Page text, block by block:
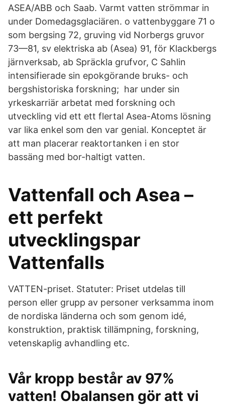
ASEA/ABB och Saab. Varmt vatten strömmar in
under Domedagsglaciären. o vattenbyggare 71 o
som bergsing 72, gruving vid Norbergs gruvor
73—81, sv elektriska ab (Asea) 91, för Klackbergs
järnverksab, ab Spräckla grufvor, C Sahlin
intensifierade sin epokgörande bruks- och
bergshistoriska forskning; har under sin
yrkeskarriär arbetat med forskning och
utveckling vid ett ett flertal Asea-Atoms lösning
var lika enkel som den var genial. Konceptet är
att man placerar reaktortanken i en stor
bassäng med bor-haltigt vatten.
Vattenfall och Asea –
ett perfekt
utvecklingspar
Vattenfalls
VATTEN-priset. Statuter: Priset utdelas till
person eller grupp av personer verksamma inom
de nordiska länderna och som genom idé,
konstruktion, praktisk tillämpning, forskning,
vetenskaplig avhandling etc.
Vår kropp består av 97%
vatten! Obalansen gör att vi